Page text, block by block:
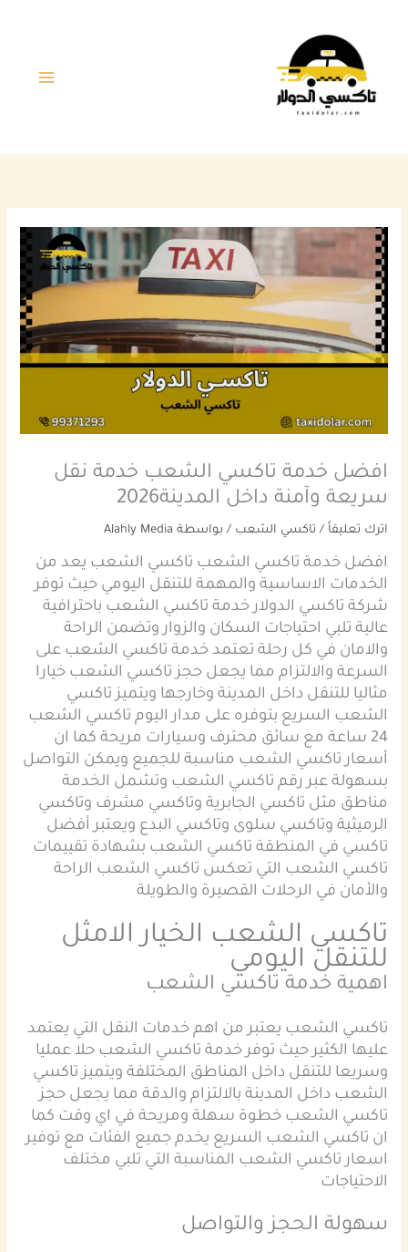
افضل خدمة تاكسي الشعب خدمة نقل
سريعة وآمنة داخل المدينة2026
اترك تعليقاً / تاكسي الشعب / بواسطة Alahly Media
افضل خدمة تاكسي الشعب تاكسي الشعب يعد من
الخدمات الاساسية والمهمة للتنقل اليومي حيث توفر
شركة تاكسي الدولار خدمة تاكسي الشعب باحترافية
عالية تلبي احتياجات السكان والزوار وتضمن الراحة
والامان في كل رحلة تعتمد خدمة تاكسي الشعب على
السرعة والالتزام مما يجعل حجز تاكسي الشعب خيارا
مثاليا للتنقل داخل المدينة وخارجها ويتميز تاكسي
الشعب السريع بتوفره على مدار اليوم تاكسي الشعب
24 ساعة مع سائق محترف وسيارات مريحة كما ان
أسعار تاكسي الشعب مناسبة للجميع ويمكن التواصل
بسهولة عبر رقم تاكسي الشعب وتشمل الخدمة
مناطق مثل تاكسي الجابرية وتاكسي مشرف وتاكسي
الرميثية وتاكسي سلوى وتاكسي البدع ويعتبر أفضل
تاكسي في المنطقة تاكسي الشعب بشهادة تقييمات
تاكسي الشعب التي تعكس تاكسي الشعب الراحة
والأمان في الرحلات القصيرة والطويلة
تاكسي الشعب الخيار الامثل
للتنقل اليومي
اهمية خدمة تاكسي الشعب
تاكسي الشعب يعتبر من اهم خدمات النقل التي يعتمد
عليها الكثير حيث توفر خدمة تاكسي الشعب حلا عمليا
وسريعا للتنقل داخل المناطق المختلفة ويتميز تاكسي
الشعب داخل المدينة بالالتزام والدقة مما يجعل حجز
تاكسي الشعب خطوة سهلة ومريحة في اي وقت كما
ان تاكسي الشعب السريع يخدم جميع الفئات مع توفير
اسعار تاكسي الشعب المناسبة التي تلبي مختلف
الاحتياجات
سهولة الحجز والتواصل